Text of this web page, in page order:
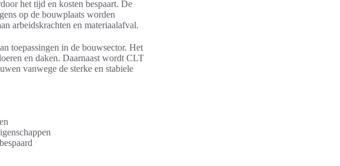
het tijd en kosten bespaart. De
op de bouwplaats worden
arbeidskrachten en materiaalafval.
toepassingen in de bouwsector. Het
en daken. Daarnaast wordt CLT
vanwege de sterke en stabiele